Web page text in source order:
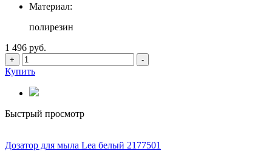
Материал:
полирезин
1 496 руб.
+ -
Купить
Быстрый просмотр
Дозатор для мыла Lea белый 2177501